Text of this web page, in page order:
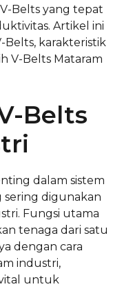
Belts yang tepat
Artikel ini
Belts, karakteristik
V-Belts Mataram
Belts
dalam sistem
sering digunakan
Fungsi utama
tenaga dari satu
dengan cara
industri,
untuk